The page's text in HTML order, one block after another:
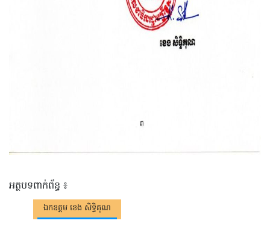
អត្ថបទពាក់ព័ន្ធ ៖
ឯកឧត្តម ខេង សិទ្ធិគុណ